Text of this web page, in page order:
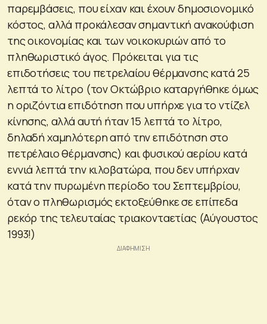
παρεμβάσεις, που είχαν και έχουν δημοσιονομικό
κόστος, αλλά προκάλεσαν σημαντική ανακούφιση
της οικονομίας και των νοικοκυριών από το
πληθωριστικό άγος. Πρόκειται για τις
επιδοτήσεις του πετρελαίου θέρμανσης κατά 25
λεπτά το λίτρο (τον Οκτώβριο καταργήθηκε όμως
η οριζόντια επιδότηση που υπήρχε για το ντίζελ
κίνησης, αλλά αυτή ήταν 15 λεπτά το λίτρο,
δηλαδή χαμηλότερη από την επιδότηση στο
πετρέλαιο θέρμανσης) και φυσικού αερίου κατά
εννιά λεπτά την κιλοβατώρα, που δεν υπήρχαν
κατά την πυρωμένη περίοδο του Σεπτεμβρίου,
όταν ο πληθωρισμός εκτοξεύθηκε σε επίπεδα
ρεκόρ της τελευταίας τριακονταετίας (Αύγουστος
1993!)